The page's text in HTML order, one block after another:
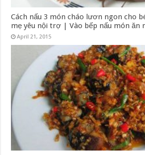
Cách nấu 3 món cháo lươn ngon cho
mẹ yêu nội trợ | Vào bếp nấu món ăn
April 21, 2015